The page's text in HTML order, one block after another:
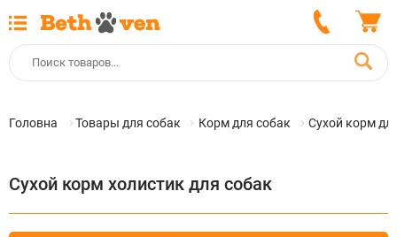
Головна Товары для собак Корм для собак Сухой корм
Сухой корм холистик для собак